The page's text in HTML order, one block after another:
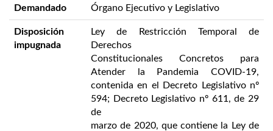
Demandado Órgano Ejecutivo y Legislativo
Disposición
impugnada
Ley de Restricción Temporal de
Derechos
Constitucionales Concretos para
Atender la Pandemia COVID-19,
contenida en el Decreto Legislativo nº
594; Decreto Legislativo nº 611, de 29
de
marzo de 2020, que contiene la Ley de